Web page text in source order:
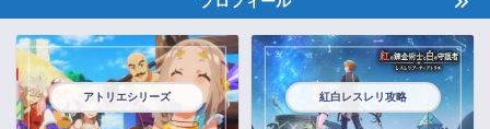
アトリエシリーズ 紅白レスレリ攻略